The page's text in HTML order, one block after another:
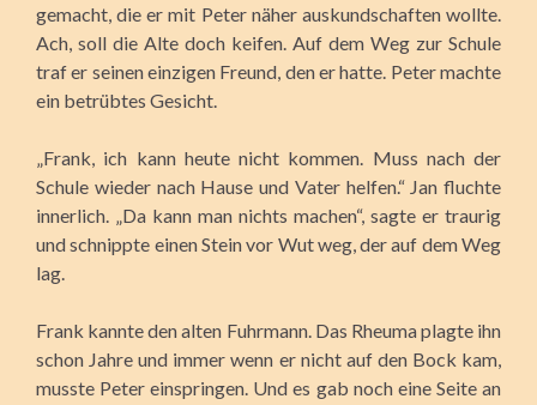
gemacht, die er mit Peter näher auskundschaften wollte.
Ach, soll die Alte doch keifen. Auf dem Weg zur Schule
traf er seinen einzigen Freund, den er hatte. Peter machte
ein betrübtes Gesicht.
„Frank, ich kann heute nicht kommen. Muss nach der
Schule wieder nach Hause und Vater helfen.“ Jan fluchte
innerlich. „Da kann man nichts machen“, sagte er traurig
und schnippte einen Stein vor Wut weg, der auf dem Weg
lag.
Frank kannte den alten Fuhrmann. Das Rheuma plagte ihn
schon Jahre und immer wenn er nicht auf den Bock kam,
musste Peter einspringen. Und es gab noch eine Seite an